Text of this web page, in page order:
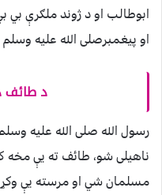
ابوطالب او د ژوند ملګرې
او پيغمبرصلی الله عليه
د طائف
رسول الله صلی الله عليه
ناهيلی شو، طائف ته يې مخه
مسلمان شي او مرسته يې